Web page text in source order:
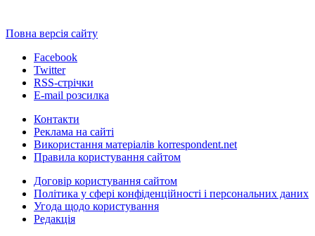
Повна версія сайту
Facebook
Twitter
RSS-стрічки
E-mail розсилка
Контакти
Реклама на сайті
Використання матеріалів korrespondent.net
Правила користування сайтом
Договір користування сайтом
Політика у сфері конфіденційності і персональних даних
Угода щодо користування
Редакція